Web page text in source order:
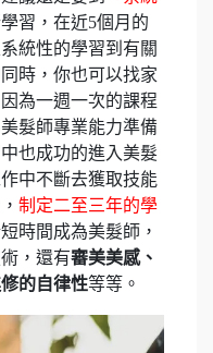
習，在近5個月的
統性的學習到有關
時，你也可以找家
為一週一次的課程
髮師專業能力準備
也成功的進入美髮
中不斷去獲取技能
制定二至三年的學
時間成為美髮師，
，還有審美美感、
的自律性等等。